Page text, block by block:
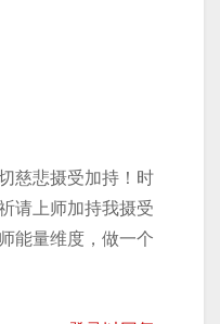
慈悲摄受加持！时
请上师加持我摄受
能量维度，做一个